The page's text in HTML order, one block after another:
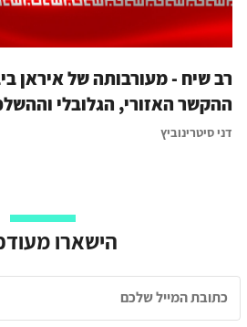
רב שיח - מעורבותה של איראן
ההקשר האזורי, הגלובלי
דני סיטרינוביץ
הישארו